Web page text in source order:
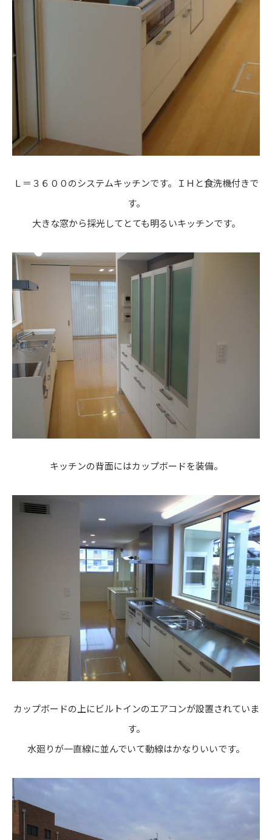
Ｌ＝３６００のシステムキッチンです。ＩＨと食洗機付きで
す。
大きな窓から採光してとても明るいキッチンです。
キッチンの背面にはカップボードを装備。
カップボードの上にビルトインのエアコンが設置されていま
す。
水廻りが一直線に並んでいて動線はかなりいいです。